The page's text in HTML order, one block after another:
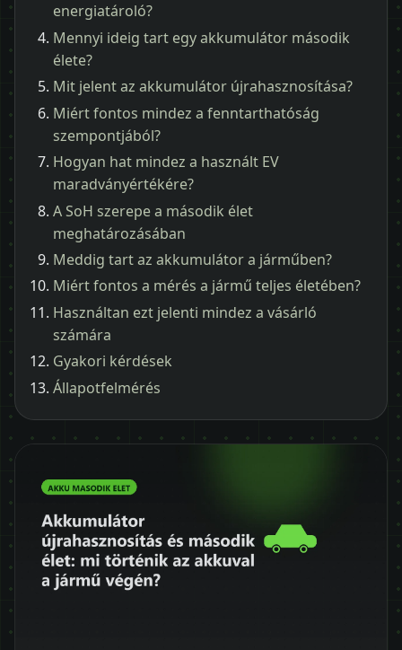
energiatároló?
Mennyi ideig tart egy akkumulátor második
élete?
Mit jelent az akkumulátor újrahasznosítása?
Miért fontos mindez a fenntarthatóság
szempontjából?
Hogyan hat mindez a használt EV
maradványértékére?
A SoH szerepe a második élet
meghatározásában
Meddig tart az akkumulátor a járműben?
Miért fontos a mérés a jármű teljes életében?
Használtan ezt jelenti mindez a vásárló
számára
Gyakori kérdések
Állapotfelmérés